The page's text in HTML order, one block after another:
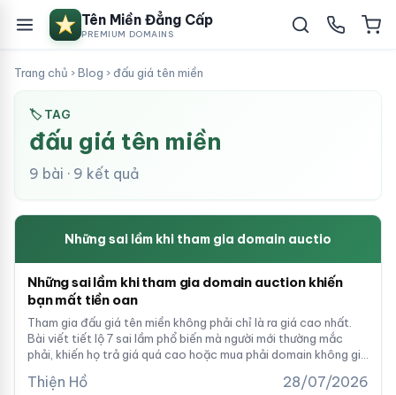
Tên Miền Đẳng Cấp
PREMIUM DOMAINS
Trang chủ ›Blog ›đấu giá tên miền
🏷 TAG
đấu giá tên miền
9 bài · 9 kết quả
Những sai lầm khi tham gia domain auctio
Những sai lầm khi tham gia domain auction khiến
bạn mất tiền oan
Tham gia đấu giá tên miền không phải chỉ là ra giá cao nhất.
Bài viết tiết lộ 7 sai lầm phổ biến mà người mới thường mắc
phải, khiến họ trả giá quá cao hoặc mua phải domain không giá
Thiện Hồ 28/07/2026